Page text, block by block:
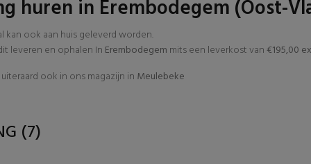
huren in Erembodegem (Oost-
kan ook aan huis geleverd worden.
leveren en ophalen In Erembodegem mits een leverkost van€195,00
ook in ons magazijn in Meulebeke
(7)